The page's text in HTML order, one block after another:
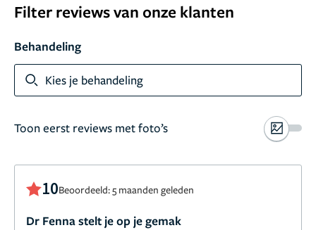
Filter reviews van onze klanten
Behandeling
Kies je behandeling
Toon eerst reviews met foto’s
10Beoordeeld: 5 maanden geleden
Dr Fenna stelt je op je gemak